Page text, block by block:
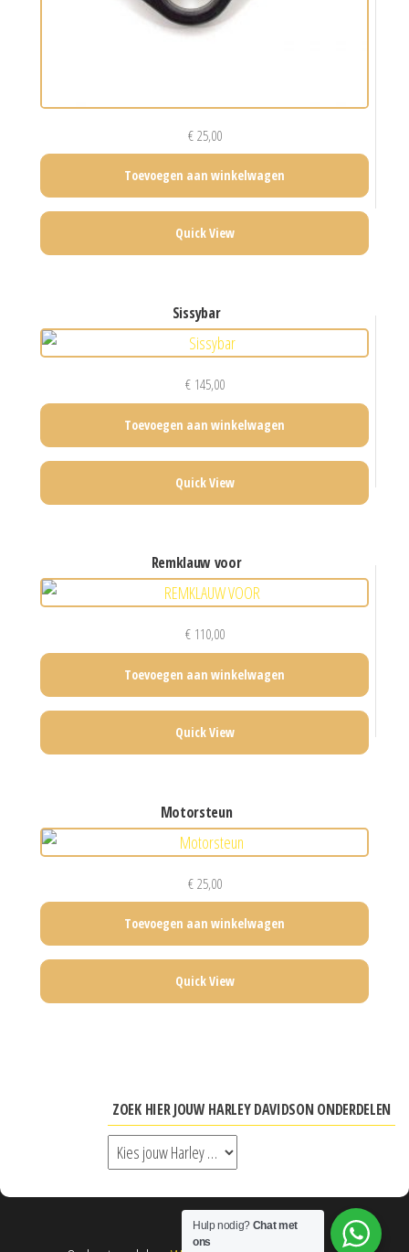
€25,00
Toevoegen aan winkelwagen
Quick View
sissybar
€145,00
Toevoegen aan winkelwagen
Quick View
remklauw voor
€110,00
Toevoegen aan winkelwagen
Quick View
motorsteun
€25,00
Toevoegen aan winkelwagen
Quick View
ZOEK HIER JOUW HARLEY DAVIDSON ONDERDELEN
Hulp nodig? Chat met
ons